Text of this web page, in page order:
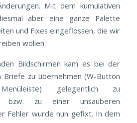
Mit dem kumulativen
aber eine ganze Palette
und Fixes eingeflossen, die wir
wollen:
Bildschirmen kam es bei der
Briefe zu übernehmen (W-Button
gelegentlich zu
bzw. zu einer unsauberen
Fehler wurde nun gefixt. In dem